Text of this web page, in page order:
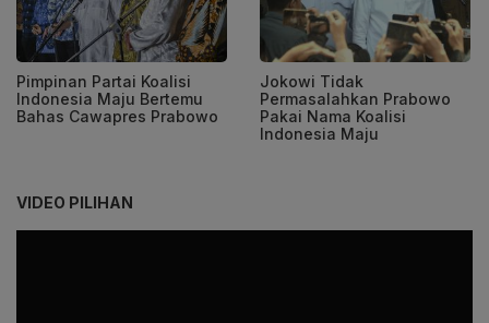
Pimpinan Partai Koalisi
Indonesia Maju Bertemu
Bahas Cawapres Prabowo
Jokowi Tidak
Permasalahkan Prabowo
Pakai Nama Koalisi
Indonesia Maju
VIDEO PILIHAN